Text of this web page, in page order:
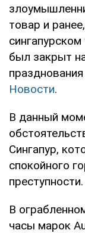
товар и
был закрыт
Новости.
В данный
Сингапур,
спокойного
преступности.
В
часы марок